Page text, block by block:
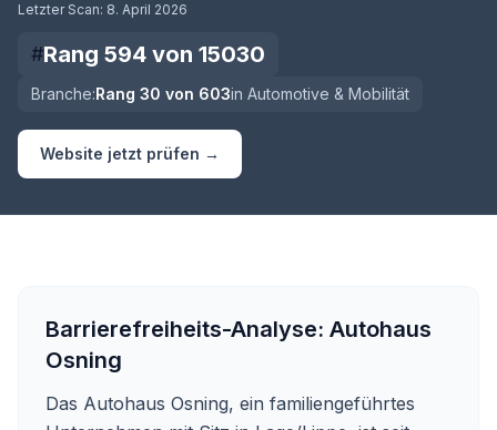
Letzter Scan: 8. April 2026
#Rang 594 von 15030
Branche:Rang 30 von 603in Automotive & Mobilität
Website jetzt prüfen →
Barrierefreiheits-Analyse: Autohaus
Osning
Das Autohaus Osning, ein familiengeführtes